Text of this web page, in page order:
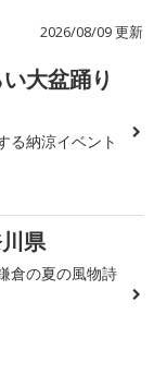
2026/08/09 更新
大盆踊り
る納涼イベント
県
倉の夏の風物詩